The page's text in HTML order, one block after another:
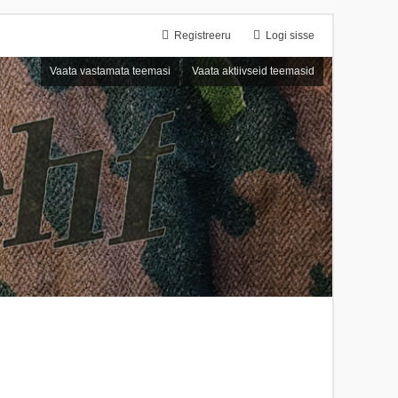
Logi sisse
Registreeru
Vaata vastamata teemasi Vaata aktiivseid teemasid